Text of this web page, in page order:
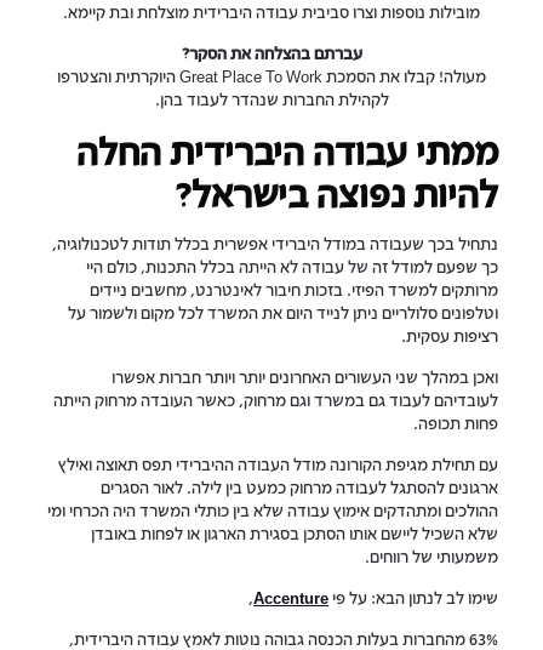
מובילות נוספות וצרו סביבית עבודה היברידית מוצלחת ובת קיימא.
עברתם בהצלחה את הסקר?
מעולה! קבלו את הסמכתGreat Place To Work ‎ היוקרתית והצטרפו
לקהילת החברות שנהדר לעבוד בהן.
ממתי עבודה היברידית החלה
להיות נפוצה בישראל?
נתחיל בכך שעבודה במודל היברידי אפשרית בכלל תודות לטכנולוגיה,
כך שפעם למודל זה של עבודה לא הייתה בכלל התכנות, כולם היי
מרותקים למשרד הפיזי. בזכות חיבור לאינטרנט, מחשבים ניידים
וטלפונים סלולריים ניתן לנייד היום את המשרד לכל מקום ולשמור על
רציפות עסקית.
ואכן במהלך שני העשורים האחרונים יותר ויותר חברות אפשרו
לעובדיהם לעבוד גם במשרד וגם מרחוק, כאשר העובדה מרחוק הייתה
פחות תכופה.
עם תחילת מגיפת הקורונה מודל העבודה ההיברידי תפס תאוצה ואילץ
ארגונים להסתגל לעבודה מרחוק כמעט בין לילה. לאור הסגרים
ההולכים ומתהדקים אימוץ עבודה שלא בין כותלי המשרד היה הכרחי ומי
שלא השכיל ליישם אותו הסתכן בסגירת הארגון או לפחות באובדן
משמעותי של רווחים.
שימו לב לנתון הבא: על פיAccenture
,
63% מהחברות בעלות הכנסה גבוהה נוטות לאמץ עבודה היברידית,